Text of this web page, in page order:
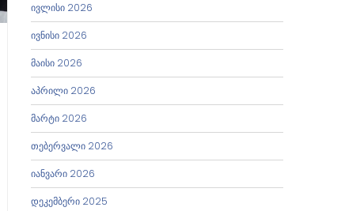
ივლისი 2026
ივნისი 2026
მაისი 2026
აპრილი 2026
მარტი 2026
თებერვალი 2026
იანვარი 2026
დეკემბერი 2025